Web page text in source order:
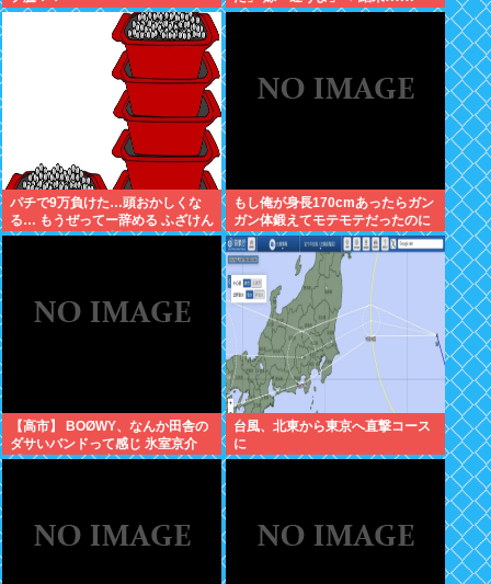
パチで9万負けた…頭おかしくな
る… もうぜってー辞める ふざけん
なマジで 俺の人生返してカレイド
もし俺が身長170cmあったらガン
ガン体鍛えてモテモテだったのに
な
【高市】 BOØWY、なんか田舎の
ダサいバンドって感じ 氷室京介
「お肉屋さんで生まれました」
台風、北東から東京へ直撃コース
に